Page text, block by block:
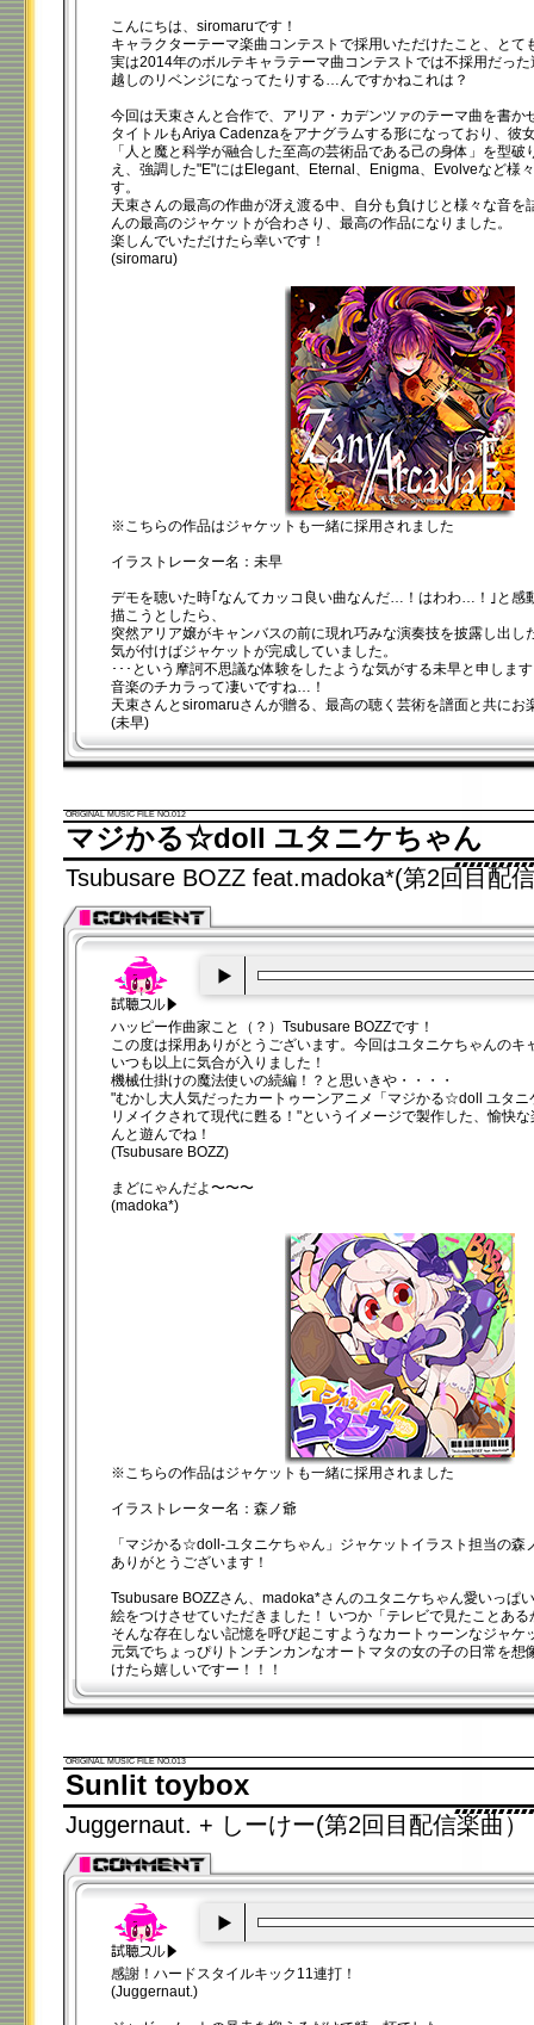
こんにちは、siromaruです！
キャラクターテーマ楽曲コンテストで採用いただけたこと、とて
実は2014年のボルテキャラテーマ曲コンテストでは不採用だっ
越しのリベンジになってたりする…んですかねこれは？
今回は天束さんと合作で、アリア・カデンツァのテーマ曲を書か
タイトルもAriya Cadenzaをアナグラムする形になっており、彼
「人と魔と科学が融合した至高の芸術品である己の身体」を型破
え、強調した"E"にはElegant、Eternal、Enigma、Evolveなど様
す。
天束さんの最高の作曲が冴え渡る中、自分も負けじと様々な音を
んの最高のジャケットが合わさり、最高の作品になりました。
楽しんでいただけたら幸いです！
(siromaru)
※こちらの作品はジャケットも一緒に採用されました
イラストレーター名：未早
デモを聴いた時｢なんてカッコ良い曲なんだ…！はわわ…！｣と感
描こうとしたら、
突然アリア嬢がキャンバスの前に現れ巧みな演奏技を披露し出し
気が付けばジャケットが完成していました。
･･･という摩訶不思議な体験をしたような気がする未早と申しま
音楽のチカラって凄いですね…！
天束さんとsiromaruさんが贈る、最高の聴く芸術を譜面と共にお
(未早)
ORIGINAL MUSIC FILE NO.012
マジかる☆doll ユタニケちゃん
Tsubusare BOZZ feat.madoka*(第2回目配
ハッピー作曲家こと（？）Tsubusare BOZZです！
この度は採用ありがとうございます。今回はユタニケちゃんのキ
いつも以上に気合が入りました！
機械仕掛けの魔法使いの続編！？と思いきや・・・・
"むかし大人気だったカートゥーンアニメ「マジかる☆doll ユタニ
リメイクされて現代に甦る！"というイメージで製作した、愉快
んと遊んでね！
(Tsubusare BOZZ)
まどにゃんだよ〜〜〜
(madoka*)
※こちらの作品はジャケットも一緒に採用されました
イラストレーター名：森ノ爺
「マジかる☆doll-ユタニケちゃん」ジャケットイラスト担当の森
ありがとうございます！
Tsubusare BOZZさん、madoka*さんのユタニケちゃん愛いっぱ
絵をつけさせていただきました！ いつか「テレビで見たことあ
そんな存在しない記憶を呼び起こすようなカートゥーンなジャケ
元気でちょっぴりトンチンカンなオートマタの女の子の日常を想
けたら嬉しいですー！！！
ORIGINAL MUSIC FILE NO.013
Sunlit toybox
Juggernaut. + しーけー(第2回目配信楽曲）
感謝！ハードスタイルキック11連打！
(Juggernaut.)